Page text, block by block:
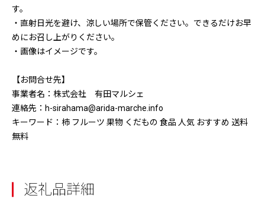
す。
・直射日光を避け、涼しい場所で保管ください。できるだけお早
めにお召し上がりください。
・画像はイメージです。
【お問合せ先】
事業者名：株式会社 有田マルシェ
連絡先：h-sirahama@arida-marche.info
キーワード：柿 フルーツ 果物 くだもの 食品 人気 おすすめ 送料
無料
返礼品詳細